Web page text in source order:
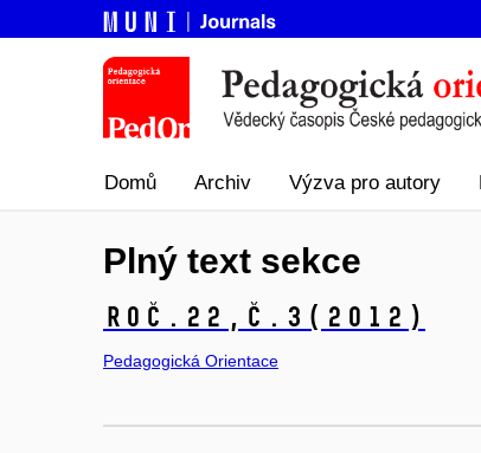
Domů Archiv Výzva pro autory
Plný text sekce
Roč.22, č.3 (2012)
Pedagogická Orientace